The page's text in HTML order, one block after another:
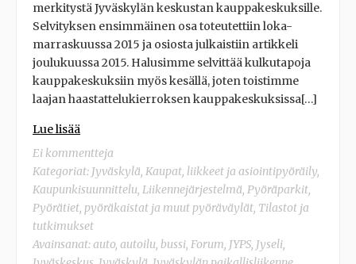
merkitystä Jyväskylän keskustan kauppakeskuksille.
Selvityksen ensimmäinen osa toteutettiin loka-
marraskuussa 2015 ja osiosta julkaistiin artikkeli
joulukuussa 2015. Halusimme selvittää kulkutapoja
kauppakeskuksiin myös kesällä, joten toistimme
laajan haastattelukierroksen kauppakeskuksissa[…]
Lue lisää
Ei kommentteja
Kategoriat: Jyväskylä, Kaupat, liikkeet ja asiointipyöräily,
Kaupunkisuunnittelu, Liikennejärjestelmä, Pyöräparkit,
Pyörätiet, pyöräkaistat ja muut pyöräväylät, Tilastot ja
tutkimukset
Avainsanat:auto, autoilu, bussi, Forum, JYPS, Jyseli,